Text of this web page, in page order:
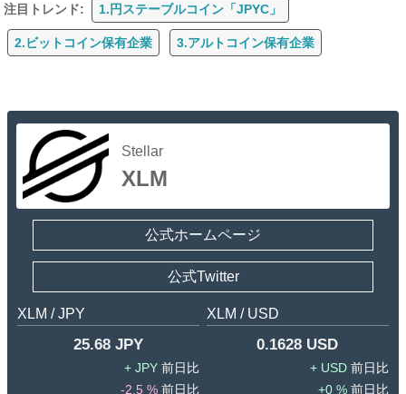
注目トレンド: 1.円ステーブルコイン「JPYC」
2.ビットコイン保有企業 3.アルトコイン保有企業
Stellar
XLM
公式ホームページ
公式Twitter
XLM / JPY
25.68 JPY
JPY
-2.5 %
XLM / USD
0.1628 USD
USD
0 %